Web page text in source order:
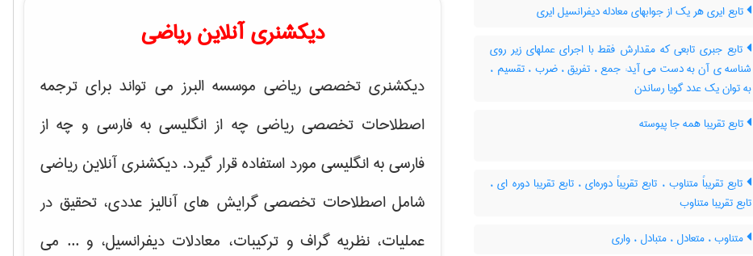
تابع ایری هر یک از جوابهای معادله دیفرانسیل ایری
تابع جبری تابعی که مقدارش فقط با اجرای عملهای زیر روی
شناسه ی آن به دست می آید: جمع ، تفریق ، ضرب ، تقسیم ،
به توان یک عدد گویا رساندن
تابع تقریبا همه جا پیوسته
تابع تقریباً متناوب ، تابع تقریباً دوره‌ای ، تابع تقریبا دوره ای ،
تابع تقریبا متناوب
متناوب ، متعادل ، متبادل ، واری
دیکشنری آنلاین ریاضی
دیکشنری تخصصی ریاضی موسسه البرز می تواند برای ترجمه
اصطلاحات تخصصی ریاضی چه از انگلیسی به فارسی و چه از
فارسی به انگلیسی مورد استفاده قرار گیرد. دیکشنری آنلاین ریاضی
شامل اصطلاحات تخصصی گرایش هایآنالیز عددی، تحقیق در
عملیات، نظریه گراف و تركیبات، معادلات دیفرانسیل، و ... می